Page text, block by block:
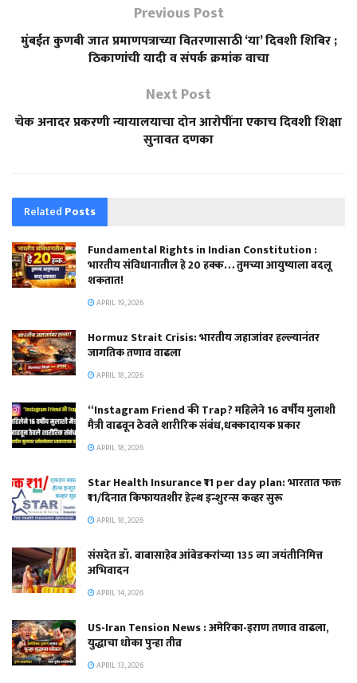
Previous Post
मुंबईत कुणबी जात प्रमाणपत्राच्या वितरणासाठी ‘या’ दिवशी शिबिर ;
ठिकाणांची यादी व संपर्क क्रमांक वाचा
Next Post
चेक अनादर प्रकरणी न्यायालयाचा दोन आरोपींना एकाच दिवशी शिक्षा
सुनावत दणका
Related Posts
Fundamental Rights in Indian Constitution :
भारतीय संविधानातील हे 20 हक्क… तुमच्या आयुष्याला बदलू
शकतात!
APRIL 19, 2026
Hormuz Strait Crisis: भारतीय जहाजांवर हल्ल्यानंतर
जागतिक तणाव वाढला
APRIL 18, 2026
“Instagram Friend की Trap? महिलेने 16 वर्षीय मुलाशी
मैत्री वाढवून ठेवले शारीरिक संबंध,धक्कादायक प्रकार
APRIL 18, 2026
Star Health Insurance ₹11 per day plan: भारतात फक्त
₹11/दिनात किफायतशीर हेल्थ इन्शुरन्स कव्हर सुरू
APRIL 18, 2026
संसदेत डॉ. बाबासाहेब आंबेडकरांच्या 135 व्या जयंतीनिमित्त
अभिवादन
APRIL 14, 2026
US-Iran Tension News : अमेरिका-इराण तणाव वाढला,
युद्धाचा धोका पुन्हा तीव्र
APRIL 13, 2026